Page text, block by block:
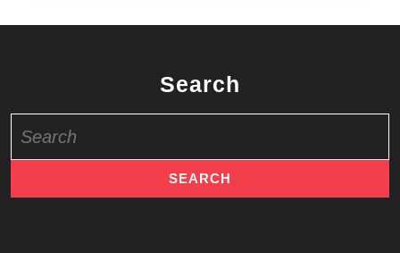
Search
for: